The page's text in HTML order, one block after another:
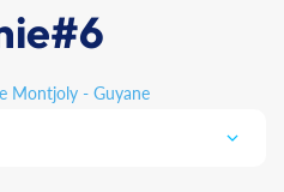
Montjoly - Guyane